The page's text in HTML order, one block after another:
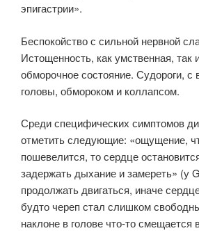
эпигастрии».
Беспокойство с сильной нервной
Истощенность, как умственная, так
обморочное состояние. Судороги, с
головы, обмороком и коллапсом.
Среди специфических симптомов
отметить следующие: «ощущение,
пошевелится, то сердце
задержать дыхание и замереть» (у
продолжать двигаться, иначе
будто череп стал слишком
наклоне в голове что-то смещается